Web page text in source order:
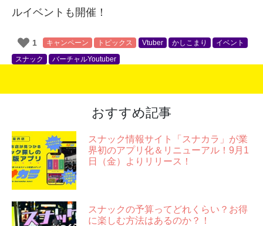
ルイベントも開催！
1 キャンペーン トピックス Vtuber かしこまり
イベント
スナック
バーチャルYoutuber
おすすめ記事
スナック情報サイト「スナカラ」が業
界初のアプリ化＆リニューアル！9月1
日（金）よりリリース！
スナックの予算ってどれくらい？お得
に楽しむ方法はあるのか？！